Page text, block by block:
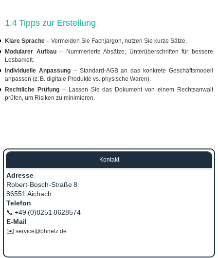
1.4 Tipps zur Erstellung
Klare Sprache – Vermeiden Sie Fachjargon, nutzen Sie kurze Sätze.
Modularer Aufbau– Nummerierte Absätze, Unterüberschriften für bessere
Lesbarkeit.
Individuelle Anpassung– Standard‑AGB an das konkrete Geschäftsmodell
anpassen (z. B. digitale Produkte vs. physische Waren).
Rechtliche Prüfung– Lassen Sie das Dokument von einem Rechtsanwalt
prüfen, um Risiken zu minimieren.
Kontakt
Adresse
Robert‑Bosch‑Straße 8
86551 Aichach
Telefon
📞 +49 (0)8251 8628574
E‑Mail
✉️ service@phnetz.de